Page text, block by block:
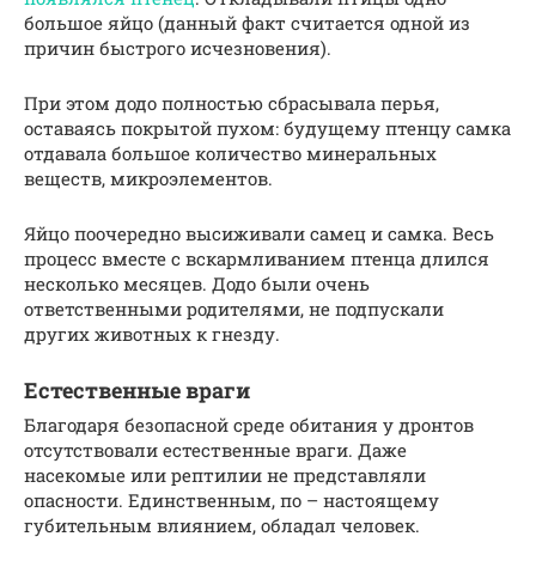
большое яйцо (данный факт считается одной из
причин быстрого исчезновения).
При этом додо полностью сбрасывала перья,
оставаясь покрытой пухом: будущему птенцу самка
отдавала большое количество минеральных
веществ, микроэлементов.
Яйцо поочередно высиживали самец и самка. Весь
процесс вместе с вскармливанием птенца длился
несколько месяцев. Додо были очень
ответственными родителями, не подпускали
других животных к гнезду.
Естественные враги
Благодаря безопасной среде обитания у дронтов
отсутствовали естественные враги. Даже
насекомые или рептилии не представляли
опасности. Единственным, по – настоящему
губительным влиянием, обладал человек.